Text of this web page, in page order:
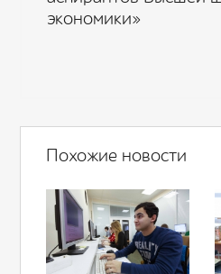
экономики»
Похожие новости